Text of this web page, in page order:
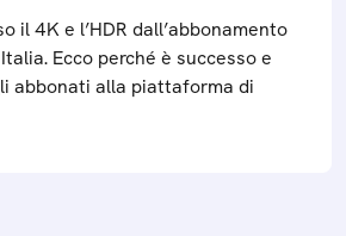
il 4K e l’HDR dall’abbonamento
Ecco perché è successo e
abbonati alla piattaforma di